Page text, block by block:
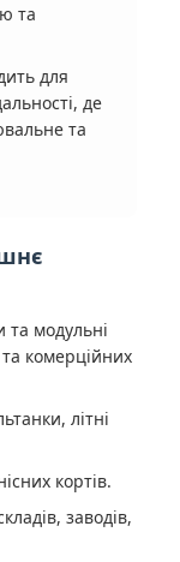
та
для
де
та
та модульні
комерційних
літні
кортів.
заводів,